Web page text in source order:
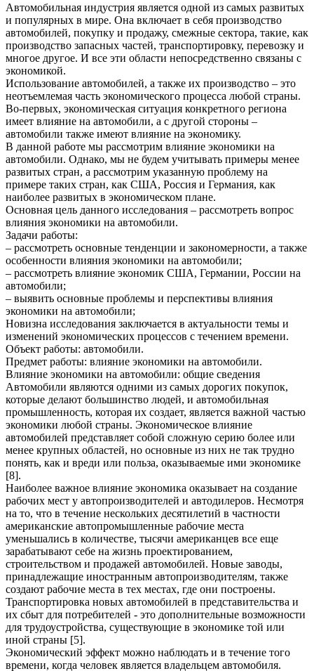
Автомобильная индустрия является одной из самых развитых
и популярных в мире. Она включает в себя производство
автомобилей, покупку и продажу, смежные сектора, такие, как
производство запасных частей, транспортировку, перевозку и
многое другое. И все эти области непосредственно связаны с
экономикой.
Использование автомобилей, а также их производство – это
неотъемлемая часть экономического процесса любой страны.
Во-первых, экономическая ситуация конкретного региона
имеет влияние на автомобили, а с другой стороны –
автомобили также имеют влияние на экономику.
В данной работе мы рассмотрим влияние экономики на
автомобили. Однако, мы не будем учитывать примеры менее
развитых стран, а рассмотрим указанную проблему на
примере таких стран, как США, Россия и Германия, как
наиболее развитых в экономическом плане.
Основная цель данного исследования – рассмотреть вопрос
влияния экономики на автомобили.
Задачи работы:
– рассмотреть основные тенденции и закономерности, а также
особенности влияния экономики на автомобили;
– рассмотреть влияние экономик США, Германии, России на
автомобили;
– выявить основные проблемы и перспективы влияния
экономики на автомобили;
Новизна исследования заключается в актуальности темы и
изменений экономических процессов с течением времени.
Объект работы: автомобили.
Предмет работы: влияние экономики на автомобили.
Влияние экономики на автомобили: общие сведения
Автомобили являются одними из самых дорогих покупок,
которые делают большинство людей, и автомобильная
промышленность, которая их создает, является важной частью
экономики любой страны. Экономическое влияние
автомобилей представляет собой сложную серию более или
менее крупных областей, но основные из них не так трудно
понять, как и вреди или польза, оказываемые ими экономике
[8].
Наиболее важное влияние экономика оказывает на создание
рабочих мест у автопроизводителей и автодилеров. Несмотря
на то, что в течение нескольких десятилетий в частности
американские автопромышленные рабочие места
уменьшались в количестве, тысячи американцев все еще
зарабатывают себе на жизнь проектированием,
строительством и продажей автомобилей. Новые заводы,
принадлежащие иностранным автопроизводителям, также
создают рабочие места в тех местах, где они построены.
Транспортировка новых автомобилей в представительства и
их сбыт для потребителей - это дополнительные возможности
для трудоустройства, существующие в экономике той или
иной страны [5].
Экономический эффект можно наблюдать и в течение того
времени, когда человек является владельцем автомобиля.